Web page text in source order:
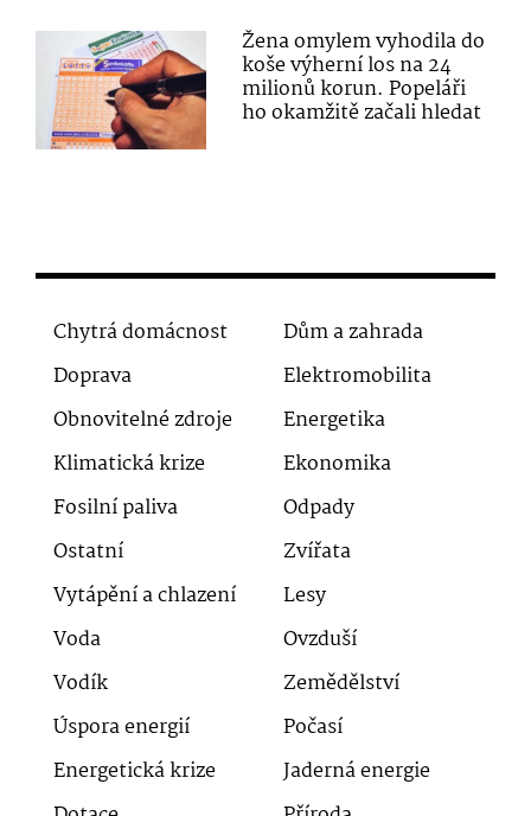
Žena omylem vyhodila do
koše výherní los na 24
milionů korun. Popeláři
ho okamžitě začali hledat
Chytrá domácnost
Dům a zahrada
Doprava
Elektromobilita
Obnovitelné zdroje
Energetika
Klimatická krize
Ekonomika
Fosilní paliva
Odpady
Ostatní
Zvířata
Vytápění a chlazení
Lesy
Voda
Ovzduší
Vodík
Zemědělství
Úspora energií
Počasí
Energetická krize
Jaderná energie